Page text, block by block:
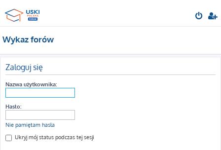
Wykaz forów
Zaloguj się
Nazwa użytkownika:
Hasło:
Nie pamiętam hasła
Ukryj mój status podczas tej sesji